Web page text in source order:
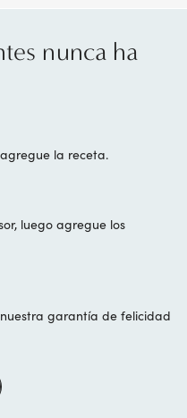
nunca ha
la receta.
luego agregue los
garantía de felicidad